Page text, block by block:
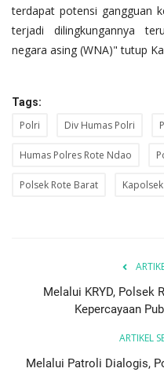
terdapat potensi gangguan
terjadi dilingkungannya
negara asing (WNA)" tutup
Tags:
Polri Div Humas Polri
Humas Polres Rote Ndao
Polsek Rote Barat
Melalui KRYD, Polsek
Kepercayaan
ARTIKEL
Melalui Patroli Dialogis,